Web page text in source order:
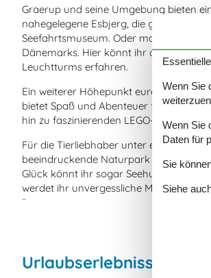
Graerup und seine Umgebung bieten
nahegelegene Esbjerg, die größte
Seefahrtsmuseum. Oder macht einen
Dänemarks. Hier könnt ihr den
Leuchtturms erfahren.
Ein weiterer Höhepunkt eures Urlaubs
bietet Spaß und Abenteuer für die
hin zu faszinierenden LEGO-Modellen
Für die Tierliebhaber unter euch bietet
beeindruckende Naturpark ist Heimat
Glück könnt ihr sogar Seehunde
werdet ihr unvergessliche Momente
¨
Urlaubserlebnisse in
Wenn Sie
Wenn Sie
Daten für
Sie
Siehe